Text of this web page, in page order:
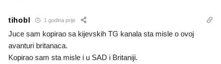
tihobl 1 godina prije
Juce sam kopirao sa kijevskih TG kanala sta misle o ovoj
avanturi britanaca.
Kopirao sam sta misle i u SAD i Britaniji.